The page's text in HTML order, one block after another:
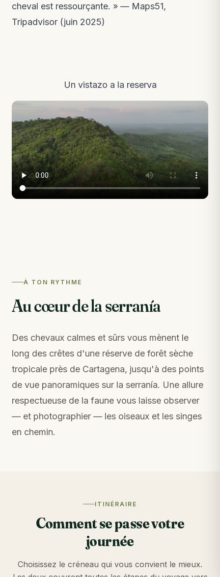
cheval est ressourçante. » — Maps51,
Tripadvisor (juin 2025)
Un vistazo a la reserva
À TON RYTHME
Au cœur de la serranía
Des chevaux calmes et sûrs vous mènent le
long des crêtes d'une réserve de forêt sèche
tropicale près de Cartagena, jusqu'à des points
de vue panoramiques sur la serranía. Une allure
respectueuse de la faune vous laisse observer
— et photographier — les oiseaux et les singes
en chemin.
ITINÉRAIRE
Comment se passe votre
journée
Choisissez le créneau qui vous convient le mieux.